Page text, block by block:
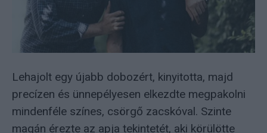
Lehajolt egy újabb dobozért, kinyitotta, majd
precízen és ünnepélyesen elkezdte megpakolni
mindenféle színes, csörgő zacskóval. Szinte
magán érezte az apja tekintetét, aki körülötte